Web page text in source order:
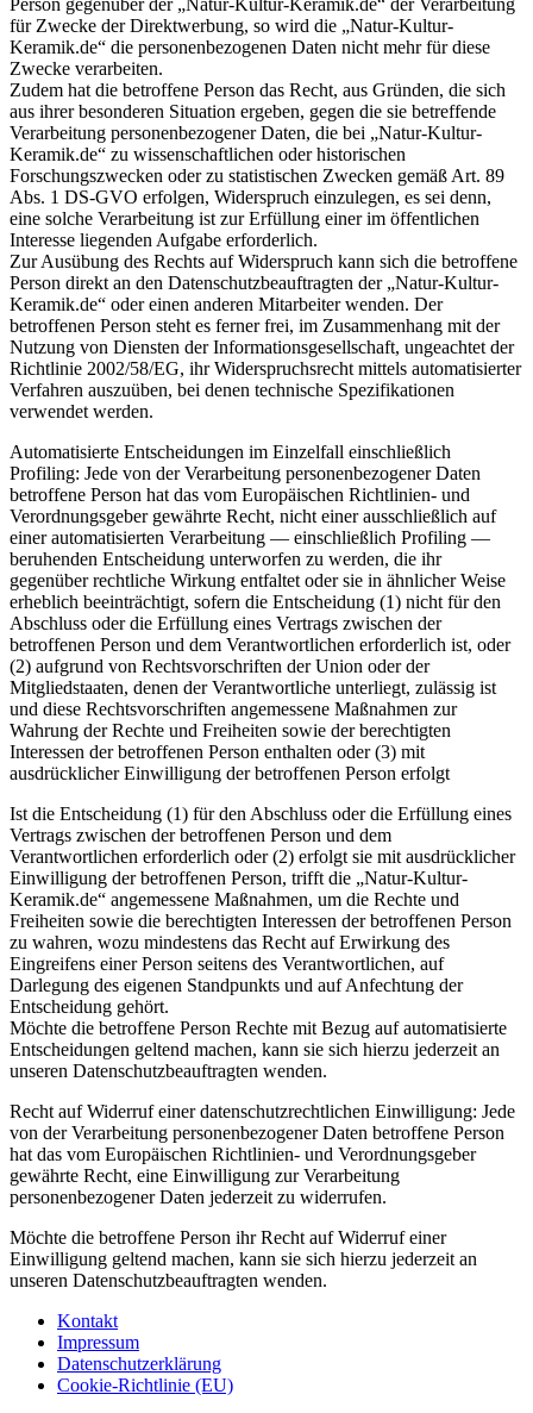
für Zwecke der Direktwerbung, so wird die „Natur-Kultur-
Keramik.de“ die personenbezogenen Daten nicht mehr für diese
Zwecke verarbeiten.
Zudem hat die betroffene Person das Recht, aus Gründen, die sich
aus ihrer besonderen Situation ergeben, gegen die sie betreffende
Verarbeitung personenbezogener Daten, die bei „Natur-Kultur-
Keramik.de“ zu wissenschaftlichen oder historischen
Forschungszwecken oder zu statistischen Zwecken gemäß Art. 89
Abs. 1 DS-GVO erfolgen, Widerspruch einzulegen, es sei denn,
eine solche Verarbeitung ist zur Erfüllung einer im öffentlichen
Interesse liegenden Aufgabe erforderlich.
Zur Ausübung des Rechts auf Widerspruch kann sich die betroffene
Person direkt an den Datenschutzbeauftragten der „Natur-Kultur-
Keramik.de“ oder einen anderen Mitarbeiter wenden. Der
betroffenen Person steht es ferner frei, im Zusammenhang mit der
Nutzung von Diensten der Informationsgesellschaft, ungeachtet der
Richtlinie 2002/58/EG, ihr Widerspruchsrecht mittels automatisierter
Verfahren auszuüben, bei denen technische Spezifikationen
verwendet werden.
Automatisierte Entscheidungen im Einzelfall einschließlich
Profiling: Jede von der Verarbeitung personenbezogener Daten
betroffene Person hat das vom Europäischen Richtlinien- und
Verordnungsgeber gewährte Recht, nicht einer ausschließlich auf
einer automatisierten Verarbeitung — einschließlich Profiling —
beruhenden Entscheidung unterworfen zu werden, die ihr
gegenüber rechtliche Wirkung entfaltet oder sie in ähnlicher Weise
erheblich beeinträchtigt, sofern die Entscheidung (1) nicht für den
Abschluss oder die Erfüllung eines Vertrags zwischen der
betroffenen Person und dem Verantwortlichen erforderlich ist, oder
(2) aufgrund von Rechtsvorschriften der Union oder der
Mitgliedstaaten, denen der Verantwortliche unterliegt, zulässig ist
und diese Rechtsvorschriften angemessene Maßnahmen zur
Wahrung der Rechte und Freiheiten sowie der berechtigten
Interessen der betroffenen Person enthalten oder (3) mit
ausdrücklicher Einwilligung der betroffenen Person erfolgt
Ist die Entscheidung (1) für den Abschluss oder die Erfüllung eines
Vertrags zwischen der betroffenen Person und dem
Verantwortlichen erforderlich oder (2) erfolgt sie mit ausdrücklicher
Einwilligung der betroffenen Person, trifft die „Natur-Kultur-
Keramik.de“ angemessene Maßnahmen, um die Rechte und
Freiheiten sowie die berechtigten Interessen der betroffenen Person
zu wahren, wozu mindestens das Recht auf Erwirkung des
Eingreifens einer Person seitens des Verantwortlichen, auf
Darlegung des eigenen Standpunkts und auf Anfechtung der
Entscheidung gehört.
Möchte die betroffene Person Rechte mit Bezug auf automatisierte
Entscheidungen geltend machen, kann sie sich hierzu jederzeit an
unseren Datenschutzbeauftragten wenden.
Recht auf Widerruf einer datenschutzrechtlichen Einwilligung: Jede
von der Verarbeitung personenbezogener Daten betroffene Person
hat das vom Europäischen Richtlinien- und Verordnungsgeber
gewährte Recht, eine Einwilligung zur Verarbeitung
personenbezogener Daten jederzeit zu widerrufen.
Möchte die betroffene Person ihr Recht auf Widerruf einer
Einwilligung geltend machen, kann sie sich hierzu jederzeit an
unseren Datenschutzbeauftragten wenden.
Kontakt
Impressum
Datenschutzerklärung
Cookie-Richtlinie (EU)